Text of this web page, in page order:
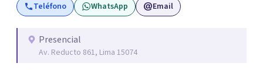
Teléfono WhatsApp Email
Presencial
Av. Reducto 861, Lima 15074